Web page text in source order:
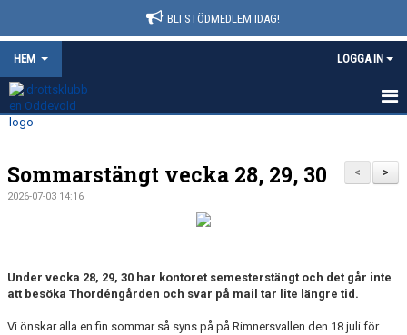
BLI STÖDMEDLEM IDAG!
HEM LOGGA IN
HEM
NYHETER
AVGIFTER
KALENDER
>
<
Sommarstängt vecka 28, 29, 30
2026-07-03 14:16
Under vecka 28, 29, 30 har kontoret semesterstängt och det går inte
att besöka Thordéngården och svar på mail tar lite längre tid.
Vi önskar alla en fin sommar så syns på på Rimnersvallen den 18 juli för